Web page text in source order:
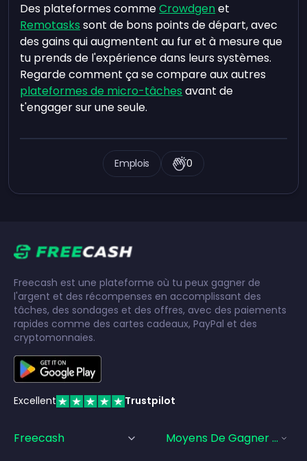
Des plateformes commeCrowdgenet
Remotasks sont de bons points de départ, avec
des gains qui augmentent au fur et à mesure que
tu prends de l'expérience dans leurs systèmes.
Regarde comment ça se compare aux autres
plateformes de micro-tâches avant de
t'engager sur une seule.
Emplois 0
Freecash est une plateforme où tu peux gagner de
l'argent et des récompenses en accomplissant des
tâches, des sondages et des offres, avec des paiements
rapides comme des cartes cadeaux, PayPal et des
cryptomonnaies.
Excellent Trustpilot
Freecash Moyens De Gagner De